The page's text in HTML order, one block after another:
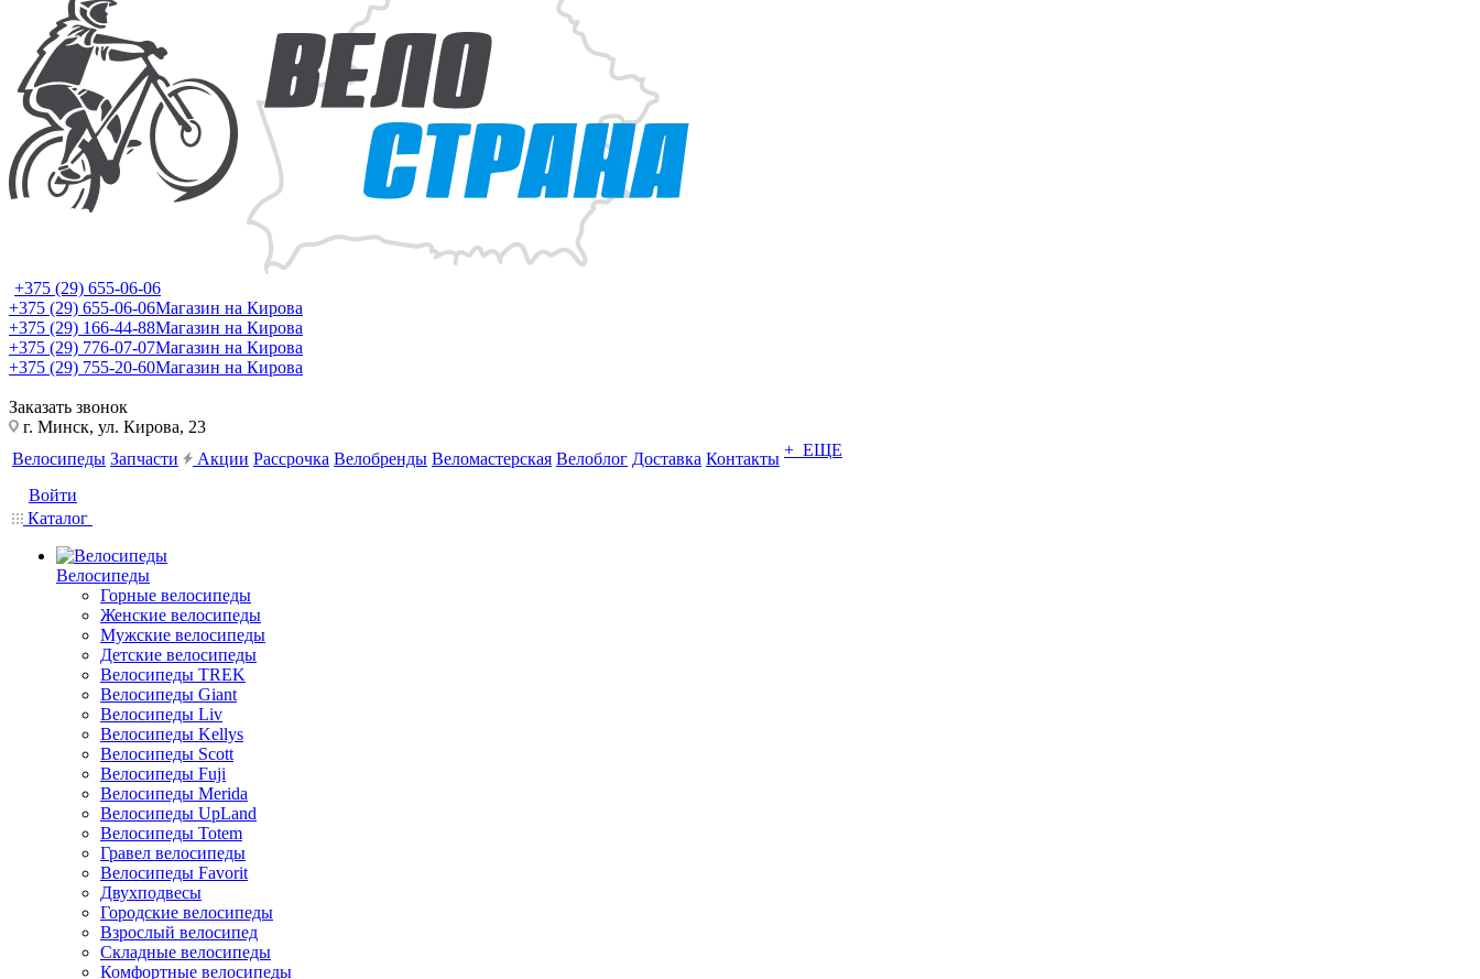
+375 (29) 655-06-06
+375 (29) 655-06-06Магазин на Кирова
+375 (29) 166-44-88Магазин на Кирова
+375 (29) 776-07-07Магазин на Кирова
+375 (29) 755-20-60Магазин на Кирова
Заказать звонок
г. Минск, ул. Кирова, 23
Велосипеды Запчасти Акции Рассрочка Велобренды Веломастерская Велоблог Доставка Контакты + ЕЩЕ
Войти
Каталог
Велосипеды
Горные велосипеды
Женские велосипеды
Мужские велосипеды
Детские велосипеды
Велосипеды TREK
Велосипеды Giant
Велосипеды Liv
Велосипеды Kellys
Велосипеды Scott
Велосипеды Fuji
Велосипеды Merida
Велосипеды UpLand
Велосипеды Totem
Гравел велосипеды
Велосипеды Favorit
Двухподвесы
Городские велосипеды
Взрослый велосипед
Складные велосипеды
Комфортные велосипеды